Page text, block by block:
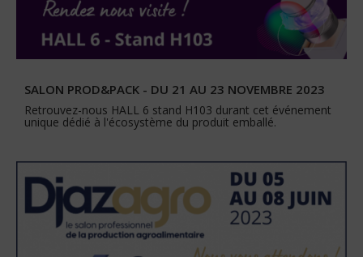
SALON PROD&PACK - DU 21 AU 23 NOVEMBRE 2023
Retrouvez-nous HALL 6 stand H103 durant cet événement
unique dédié à l'écosystème du produit emballé.